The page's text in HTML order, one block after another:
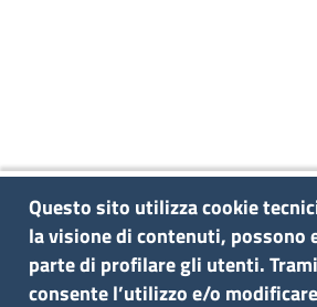
Questo sito utilizza cookie
la visione di contenuti, possono
parte di profilare gli utenti.
consente l’utilizzo e/o